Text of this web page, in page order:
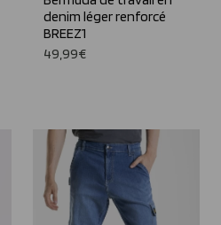
denim léger renforcé
BREEZ1
49,99€